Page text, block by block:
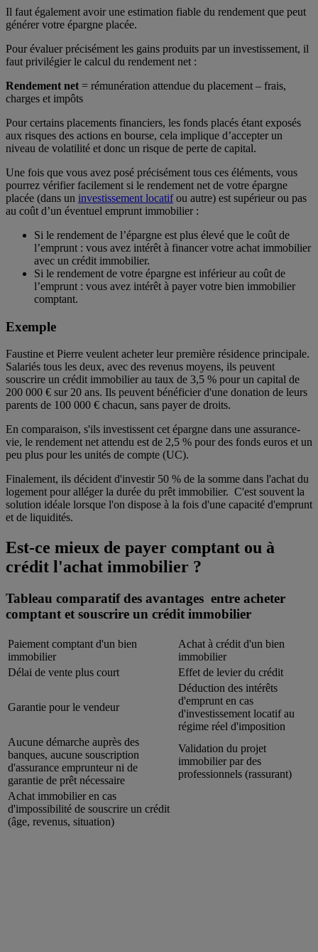
Il faut également avoir une estimation fiable du rendement que peut
générer votre épargne placée.
Pour évaluer précisément les gains produits par un investissement, il
faut privilégier le calcul du rendement net :
Rendement net = rémunération attendue du placement – frais,
charges et impôts
Pour certains placements financiers, les fonds placés étant exposés
aux risques des actions en bourse, cela implique d’accepter un
niveau de volatilité et donc un risque de perte de capital.
Une fois que vous avez posé précisément tous ces éléments, vous
pourrez vérifier facilement si le rendement net de votre épargne
placée (dans un investissement locatifou autre) est supérieur ou pas
au coût d’un éventuel emprunt immobilier :
Si le rendement de l’épargne est plus élevé que le coût de
l’emprunt : vous avez intérêt à financer votre achat immobilier
avec un crédit immobilier.
Si le rendement de votre épargne est inférieur au coût de
l’emprunt : vous avez intérêt à payer votre bien immobilier
comptant.
Exemple
Faustine et Pierre veulent acheter leur première résidence principale.
Salariés tous les deux, avec des revenus moyens, ils peuvent
souscrire un crédit immobilier au taux de 3,5 % pour un capital de
200 000 € sur 20 ans. Ils peuvent bénéficier d'une donation de leurs
parents de 100 000 € chacun, sans payer de droits.
En comparaison, s'ils investissent cet épargne dans une assurance-
vie, le rendement net attendu est de 2,5 % pour des fonds euros et un
peu plus pour les unités de compte (UC).
Finalement, ils décident d'investir 50 % de la somme dans l'achat du
logement pour alléger la durée du prêt immobilier. C'est souvent la
solution idéale lorsque l'on dispose à la fois d'une capacité d'emprunt
et de liquidités.
Est-ce mieux de payer comptant ou à
crédit l'achat immobilier ?
Tableau comparatif des avantages entre acheter
comptant et souscrire un crédit immobilier
Paiement comptant d'un bien
immobilier
Achat à crédit d'un bien
immobilier
Délai de vente plus court
Effet de levier du crédit
Garantie pour le vendeur
Déduction des intérêts
d'emprunt en cas
d'investissement locatif au
régime réel d'imposition
Aucune démarche auprès des
banques, aucune souscription
d'assurance emprunteur ni de
garantie de prêt nécessaire
Validation du projet
immobilier par des
professionnels (rassurant)
Achat immobilier en cas
d'impossibilité de souscrire un crédit
(âge, revenus, situation)